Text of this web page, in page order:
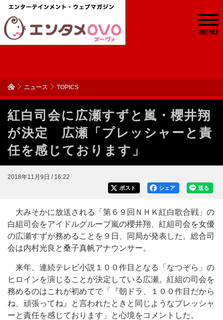
MENU
ニュース TOPICS
紅白司会に広瀬すずと嵐・櫻井翔
が決定 広瀬「プレッシャーと責
任を感じております」
2018年11月9日 / 16:22
送る
シェア
ポスト
大みそかに放送される「第６９回ＮＨＫ紅白歌合戦」の
白組司会をアイドルグループ嵐の櫻井翔、紅組司会を女優
の広瀬すずが務めることを９日、同局が発表した。総合司
会は内村光良と桑子真帆アナウンサー。
来年、連続テレビ小説１００作目となる「なつぞら」の
ヒロインを演じることが決定している広瀬。紅組の司会を
務めるのはこれが初めてで「『朝ドラ、１００作目だから
ね、頑張ってね』と言われたときと同じようなプレッシャ
ーと責任を感じております」と心境をコメントした。